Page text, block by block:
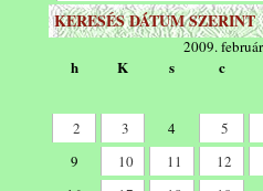
KERESÉS DÁTUM SZERINT
2009. február
h K s c
2
3 4 5
9
10 11 12